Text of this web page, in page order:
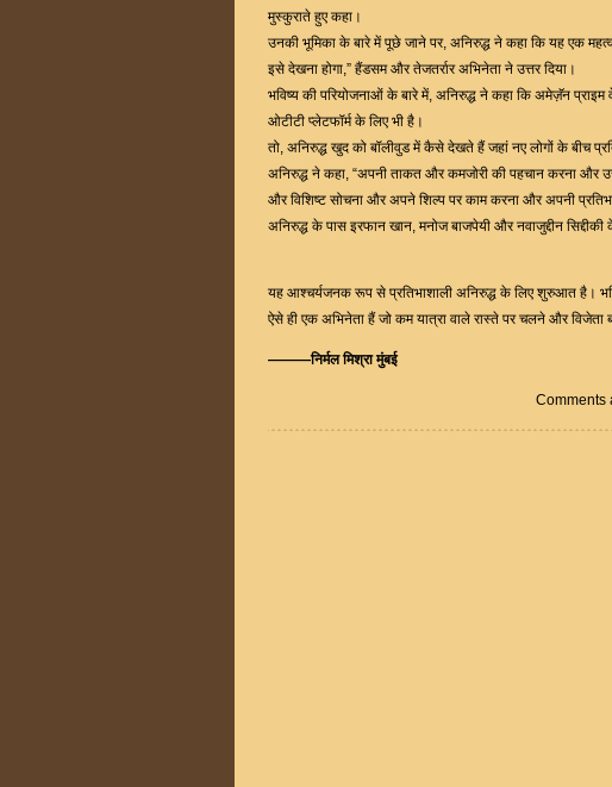
मुस्कुराते हुए कहा।
उनकी भूमिका के बारे में पूछे जाने पर, अनिरुद्ध ने कहा कि यह एक
इसे देखना होगा,” हैंडसम और तेजतर्रार अभिनेता ने उत्तर दिया।
भविष्य की परियोजनाओं के बारे में, अनिरुद्ध ने कहा कि अमेज़ॅन प्राइम
ओटीटी प्लेटफॉर्म के लिए भी है।
तो, अनिरुद्ध खुद को बॉलीवुड में कैसे देखते हैं जहां नए लोगों के बीच
अनिरुद्ध ने कहा, “अपनी ताकत और कमजोरी की पहचान करना और
और विशिष्ट सोचना और अपने शिल्प पर काम करना और अपनी प्रतिभा
अनिरुद्ध के पास इरफान खान, मनोज बाजपेयी और नवाजुद्दीन
यह आश्चर्यजनक रूप से प्रतिभाशाली अनिरुद्ध के लिए शुरुआत है।
ऐसे ही एक अभिनेता हैं जो कम यात्रा वाले रास्ते पर चलने और
———निर्मल मिश्रा मुंबई
Comments